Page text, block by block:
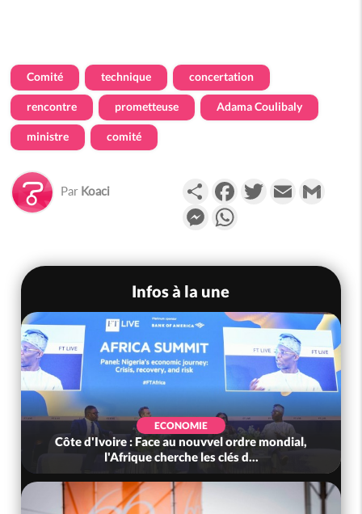
Comité technique concertation
rencontre prometteuse Adama Coulibaly
ministre comité
Par Koaci PartagerFacebookTwitterEmail
Messenger
Infos à la une
ECONOMIE
Côte d'Ivoire : Face au nouvvel ordre mondial,
l'Afrique cherche les clés d...